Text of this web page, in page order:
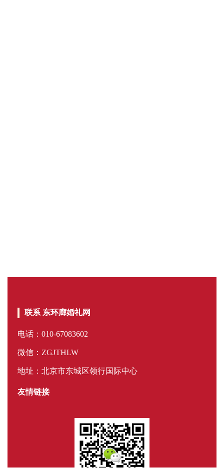
联系 东环廊婚礼网
电话：010-67083602
微信：ZGJTHLW
地址：北京市东城区领行国际中心
友情链接